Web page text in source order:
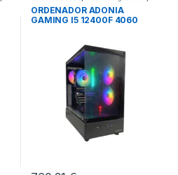
Sobremesa
ORDENADOR ADONIA
GAMING I5 12400F 4060